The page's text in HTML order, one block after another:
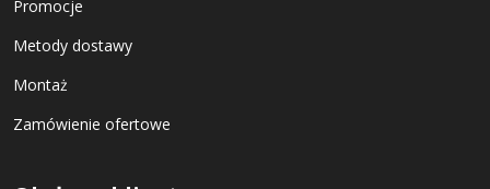
Promocje
Metody dostawy
Montaż
Zamówienie ofertowe